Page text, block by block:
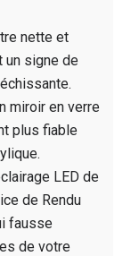
nette et
un signe de
miroir en verre
plus fiable
LED de
de Rendu
fausse
de votre